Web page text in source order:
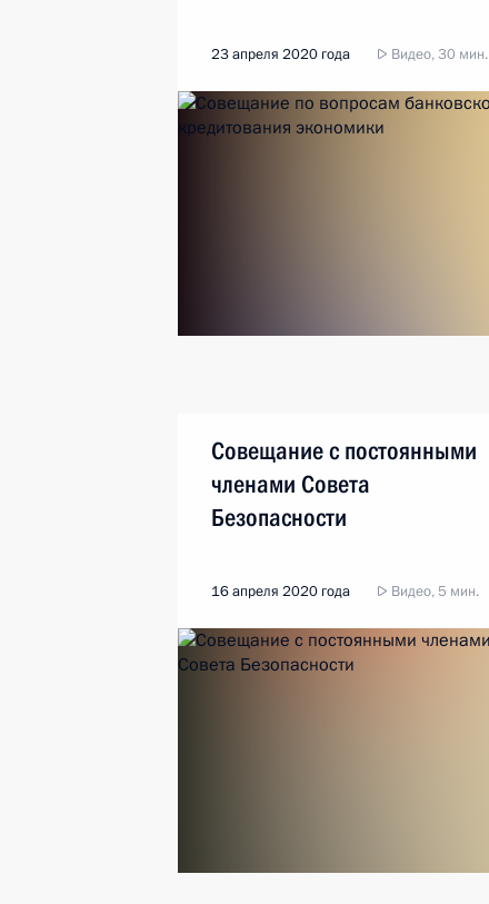
23 апреля 2020 года Видео, 30 мин.
Совещание с постоянными
членами Совета
Безопасности
16 апреля 2020 года Видео, 5 мин.